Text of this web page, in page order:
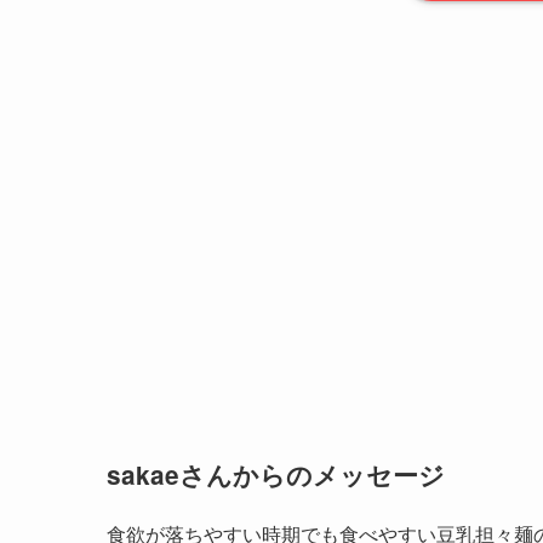
sakaeさんからのメッセージ
食欲が落ちやすい時期でも食べやすい豆乳担々麺